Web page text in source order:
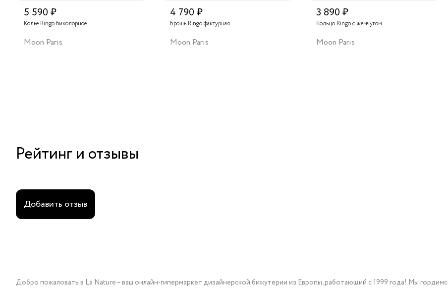
5 590 ₽
Колье Ringo биколорное
Moon Paris
4 790 ₽
Брошь Ringo фактурная
Moon Paris
3 890 ₽
Кольцо Ringo с жемчугом
Moon Paris
Рейтинг и отзывы
Добавить отзыв
Добро пожаловать в La Nature – ваш онлайн-гипермаркет дизайнерской бижутерии из Европы, работающий с 1999 года! Мы